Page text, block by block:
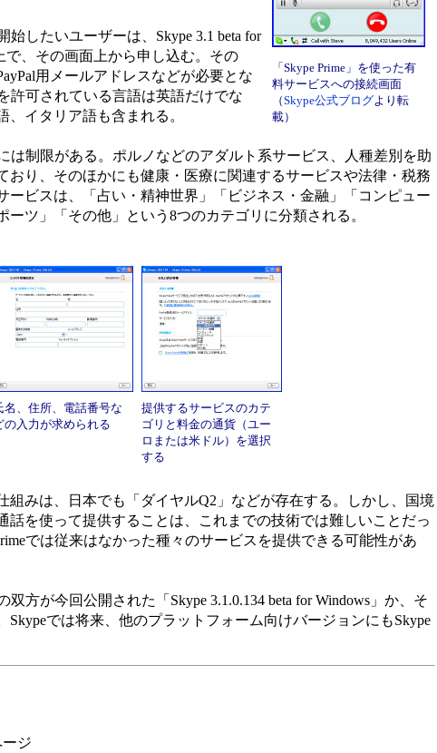
「Skype Prime」を使った有
料サービスへの接続画面
（Skype公式ブログより転
載）
したいユーザーは、Skype 3.1 beta for
で、その画面上から申し込む。その
用メールアドレスなどが必要とな
許可されている言語は英語だけでな
イタリア語も含まれる。
は制限がある。ポルノなどのアダルト系サービス、人種差別を助
り、そのほかにも健康・医療に関連するサービスや法律・税務
ビスは、「占い・精神世界」「ビジネス・金融」「コンピュー
ツ」「その他」という8つのカテゴリに分類される。
名、住所、電話番号な
の入力が求められる
提供するサービスのカテ
ゴリと料金の通貨（ユー
ロまたは米ドル）を選択
する
みは、日本でも「ダイヤルQ2」などが存在する。しかし、国境
話を使って提供することは、これまでの技術では難しいことだっ
では従来はなかった種々のサービスを提供できる可能性があ
方が今回公開された「Skype 3.1.0.134 beta for Windows」か、そ
では将来、他のプラットフォーム向けバージョンにもSkype
ジ